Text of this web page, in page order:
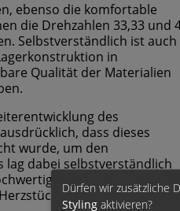
ebenso die komfortable
die Drehzahlen 33,33 und
Selbstverständlich ist auch
in
Qualität der Materialien
des
dass dieses
wurde, um den
lag dabei selbstverständlich
Gehäuse. Diese
der AMG-Produkte
Dürfen wir zusätzliche
Styling aktivieren?